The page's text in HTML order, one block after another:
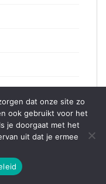
dat onze site zo
ook gebruikt voor het
je doorgaat met het
uit dat je ermee